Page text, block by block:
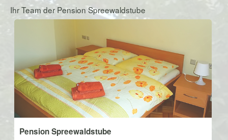
Ihr Team der Pension Spreewaldstube
Pension Spreewaldstube